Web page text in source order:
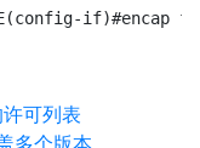
可列表
多个版本